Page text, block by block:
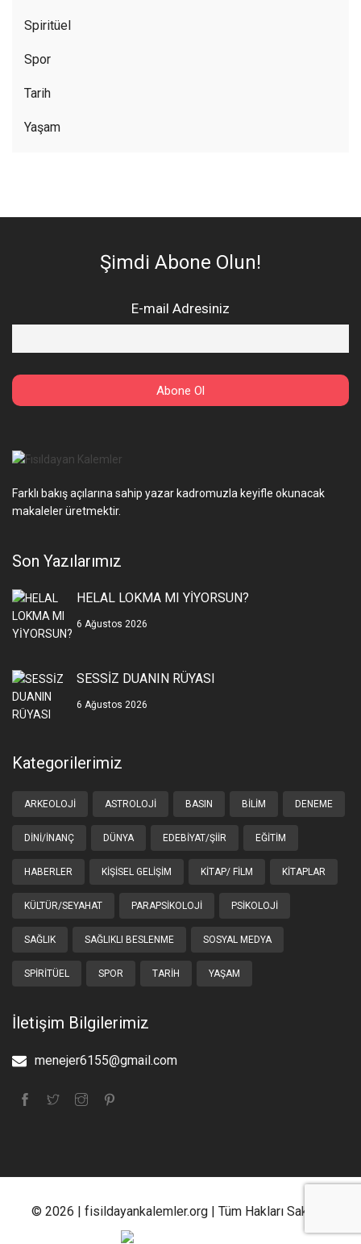
Spiritüel
Spor
Tarih
Yaşam
Şimdi Abone Olun!
E-mail Adresiniz
Farklı bakış açılarına sahip yazar kadromuzla keyifle okunacak
makaleler üretmektir.
Son Yazılarımız
HELAL LOKMA MI YİYORSUN?
6 Ağustos 2026
SESSİZ DUANIN RÜYASI
6 Ağustos 2026
Kategorilerimiz
ARKEOLOJI ASTROLOJI BASIN BILIM DENEME
DINI/İNANÇ DÜNYA EDEBIYAT/ŞIIR EĞITIM
HABERLER KIŞISEL GELIŞIM KITAP/ FILM KITAPLAR
KÜLTÜR/SEYAHAT PARAPSIKOLOJI PSIKOLOJI
SAĞLIK SAĞLIKLI BESLENME SOSYAL MEDYA
SPIRITÜEL SPOR TARIH YAŞAM
İletişim Bilgilerimiz
menejer6155@gmail.com
© 2026 | fisildayankalemler.org | Tüm Hakları Saklıdır.